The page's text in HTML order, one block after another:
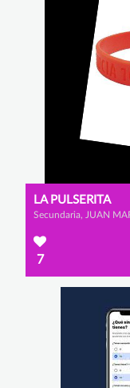
LA PULSERITA
7